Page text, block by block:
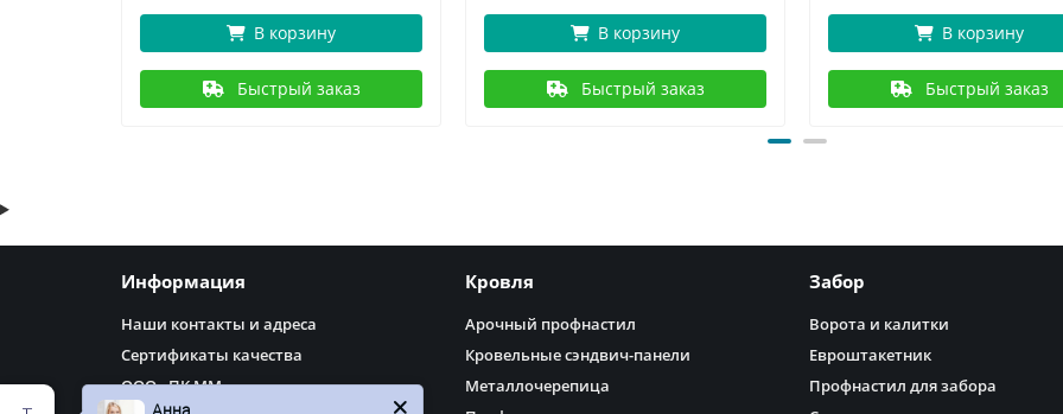
В корзину
Быстрый заказ
В корзину
Быстрый заказ
В корзину
Быстрый заказ
Информация
Наши контакты и адреса
Сертификаты качества
ООО «ПК ММ»
Кровля
Арочный профнастил
Кровельные сэндвич-панели
Металлочерепица
Забор
Ворота и калитки
Евроштакетник
Профнастил для забора